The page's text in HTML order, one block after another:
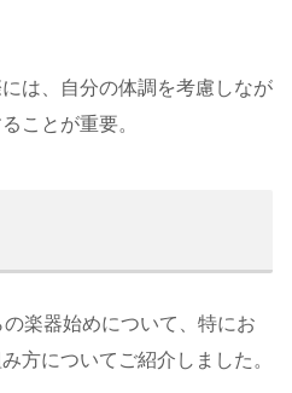
は、自分の体調を考慮しなが
ことが重要。
楽器始めについて、特にお
方についてご紹介しました。